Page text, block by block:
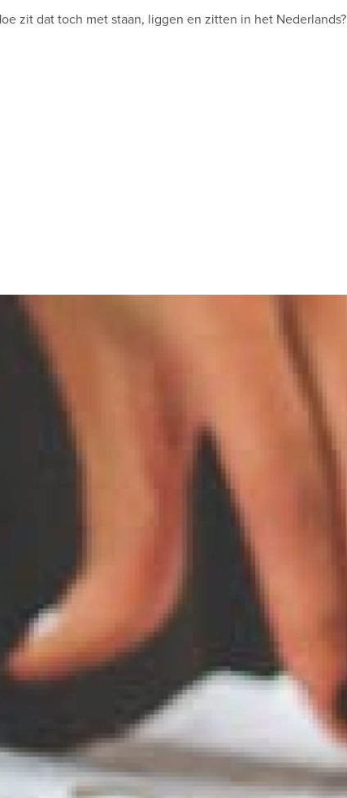
zit dat toch met staan, liggen en zitten in het Nederlands?